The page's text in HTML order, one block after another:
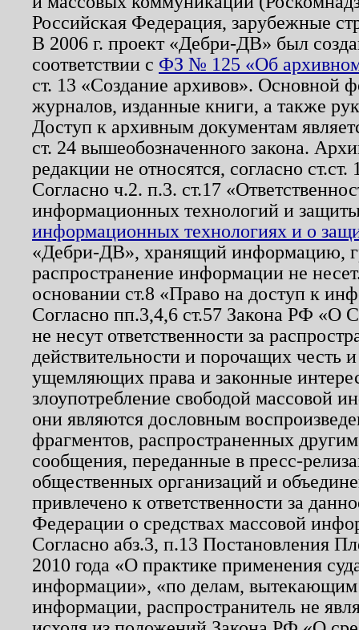
Российская Федерация, зарубежные
В 2006 г. проект «Дебри-ДВ» был
соответствии с ФЗ № 125 «Об
ст. 13 «Создание архивов». Основной
журналов, изданные книги, а также
Доступ к архивным документам
ст. 24 вышеобозначенного закона.
редакции не относятся, согласно
Согласно ч.2. п.3. ст.17
информационных технологий и
информационных технологиях и о
«Дебри-ДВ», хранящий информацию,
распространение информации не
основании ст.8 «Право на доступ к
Согласно пп.3,4,6 ст.57 Закона РФ «О
не несут ответственности за
действительности и порочащих честь
ущемляющих права и законные
злоупотребление свободой массовой
они являются дословным
фрагментов, распространенных
сообщения, переданные в пресс-
общественных организаций и
привлечено к ответственности за
Федерации о средствах массовой
Согласно абз.3, п.13 Постановления
2010 года «О практике применения
информации», «по делам, вытекающим
информации, распространитель не